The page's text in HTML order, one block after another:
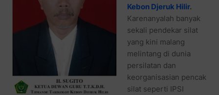
Kebon Djeruk Hilir.
Karenanyalah banyak
sekali pendekar silat
yang kini malang
melintang di dunia
persilatan dan
keorganisasian pencak
silat seperti IPSI